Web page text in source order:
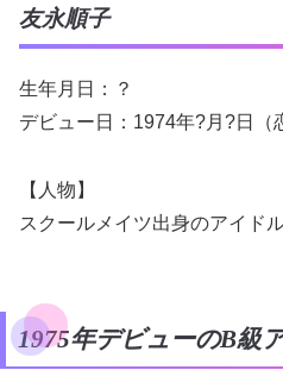
友永順子
生年月日：？
デビュー日：1974年?月?日（
【人物】
スクールメイツ出身のアイドル
1975年デビューのB級